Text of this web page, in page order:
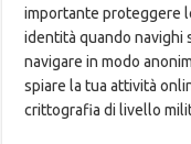
importante proteggere
identità quando navighi
navigare in modo
spiare la tua attività
crittografia di livello